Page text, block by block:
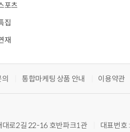
포츠
집
재
통합마케팅 상품 안내 이용약관
대로2길 22-16 호반파크1관
대표번